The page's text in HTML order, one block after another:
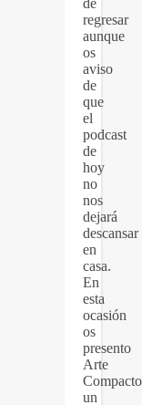
regresar
aunque
os
aviso
de
que
el
podcast
de
hoy
no
nos
dejará
descansar
en
casa.
En
esta
ocasión
os
presento
Arte
un